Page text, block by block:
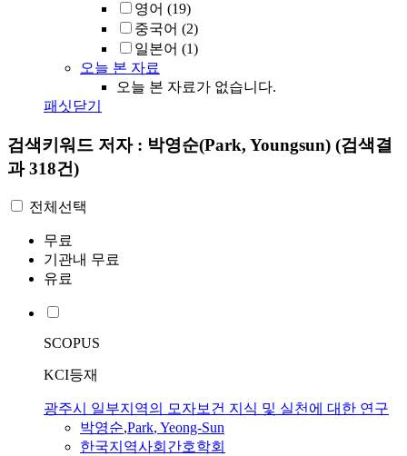
영어 (19)
중국어 (2)
일본어 (1)
오늘 본 자료
오늘 본 자료가 없습니다.
패싯닫기
검색키워드 저자 : 박영순(Park, Youngsun) (검색결
과 318건)
전체선택
무료
기관내 무료
유료
SCOPUS
KCI등재
광주시 일부지역의 모자보건 지식 및 실천에 대한 연구
박영순,Park, Yeong-Sun
한국지역사회간호학회